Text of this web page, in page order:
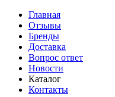
Главная
Отзывы
Бренды
Доставка
Вопрос ответ
Новости
Каталог
Контакты